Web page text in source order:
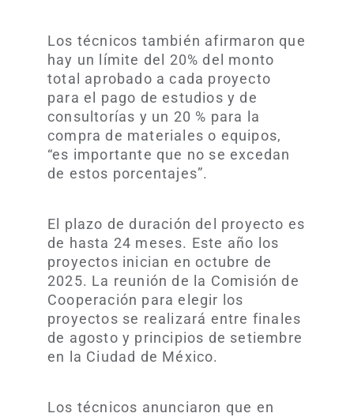
Los técnicos también afirmaron que
hay un límite del 20% del monto
total aprobado a cada proyecto
para el pago de estudios y de
consultorías y un 20 % para la
compra de materiales o equipos,
“es importante que no se excedan
de estos porcentajes”.
El plazo de duración del proyecto es
de hasta 24 meses. Este año los
proyectos inician en octubre de
2025. La reunión de la Comisión de
Cooperación para elegir los
proyectos se realizará entre finales
de agosto y principios de setiembre
en la Ciudad de México.
Los técnicos anunciaron que en